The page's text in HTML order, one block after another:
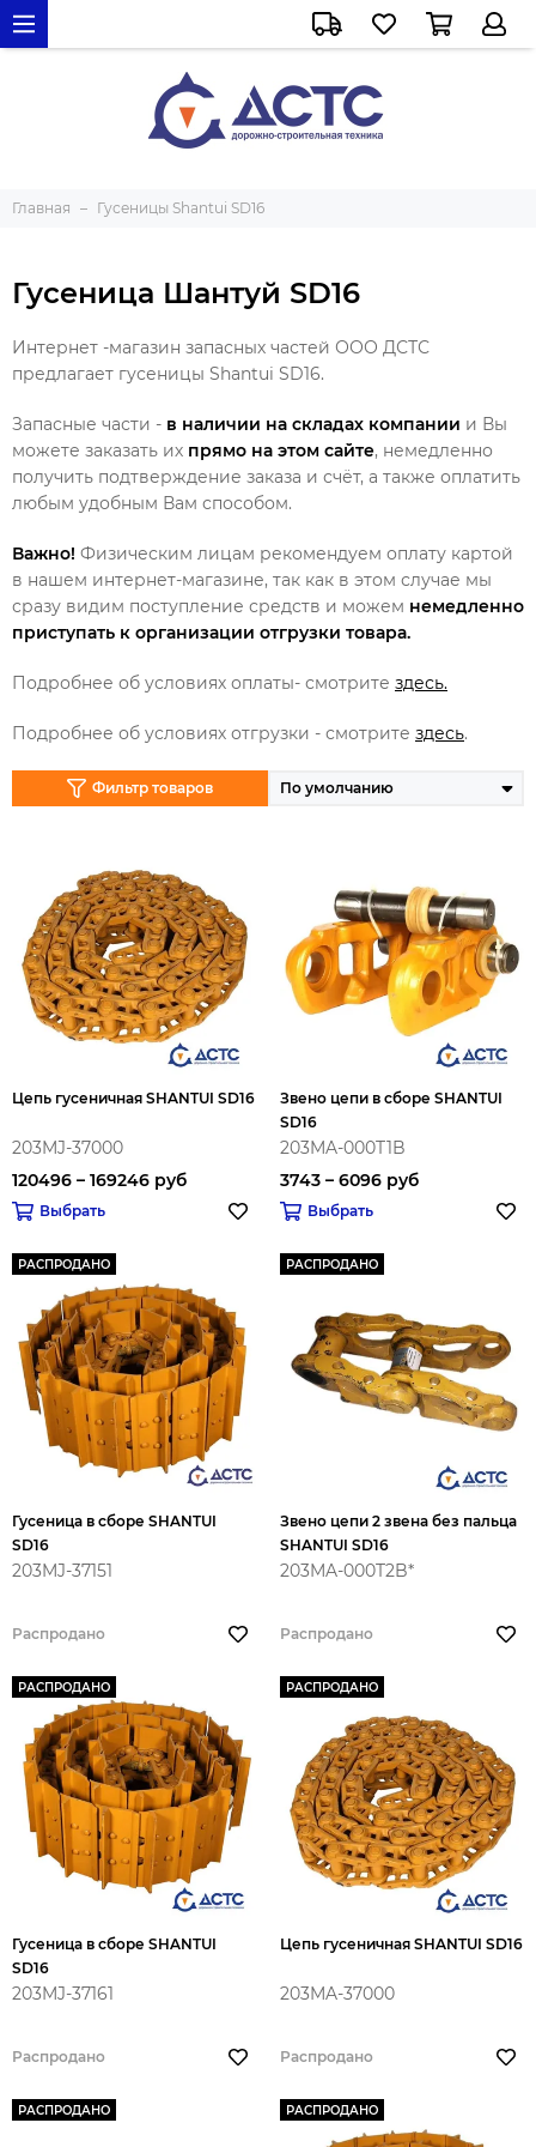
Главная Гусеницы Shantui SD16
Гусеница Шантуй SD16
Интернет -магазин запасных частей ООО ДСТС
предлагает гусеницы Shantui SD16.
Запасные части - в наличии на складах компании и Вы
можете заказать их прямо на этом сайте, немедленно
получить подтверждение заказа и счёт, а также оплатить
любым удобным Вам способом.
Важно! Физическим лицам рекомендуем оплату картой
в нашем интернет-магазине, так как в этом случае мы
сразу видим поступление средств и можем немедленно
приступать к организации отгрузки товара.
Подробнее об условиях оплаты- смотрите здесь.
Подробнее об условиях отгрузки - смотрите здесь.
Фильтр товаров
Цепь гусеничная SHANTUI SD16
203MJ-37000
120496 – 169246 руб
Выбрать
Звено цепи в сборе SHANTUI
SD16
203MA-000T1B
3743 – 6096 руб
Выбрать
РАСПРОДАНО
Гусеница в сборе SHANTUI
SD16
203MJ-37151
Распродано
РАСПРОДАНО
Звено цепи 2 звена без пальца
SHANTUI SD16
203MA-000T2B*
Распродано
РАСПРОДАНО
Гусеница в сборе SHANTUI
SD16
203MJ-37161
Распродано
РАСПРОДАНО
Цепь гусеничная SHANTUI SD16
203MA-37000
Распродано
РАСПРОДАНО РАСПРОДАНО